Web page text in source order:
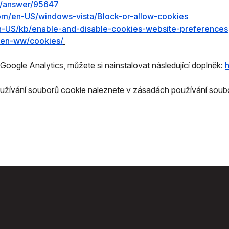
95647
en-US/windows-vista/Block-or-allow-cookies
US/kb/enable-and-disable-cookies-website-preferences
ww/cookies/
Analytics, můžete si nainstalovat následující doplněk:
souborů cookie naleznete v zásadách používání